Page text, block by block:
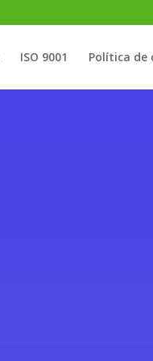
ISO 9001 Política de